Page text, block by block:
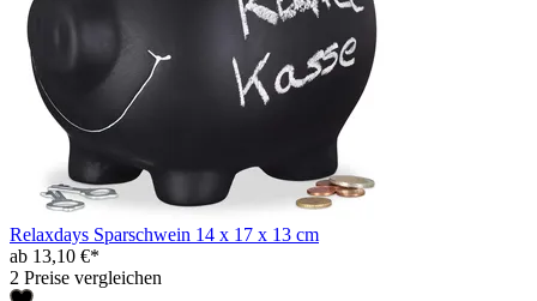
Relaxdays Sparschwein 14 x 17 x 13 cm
ab 13,10 €*
2 Preise vergleichen